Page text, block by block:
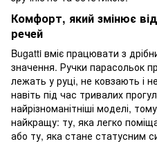
Комфорт, який змінює
речей
Bugatti вміє працювати з
значення. Ручки парасольок
лежать у руці, не ковзають і
навіть під час тривалих
найрізноманітніші моделі,
найкращу: ту, яка легко
або ту, яка стане статусним